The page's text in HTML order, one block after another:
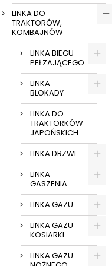
LINKA DO
TRAKTORÓW,
KOMBAJNÓW
LINKA BIEGU
PEŁZAJĄCEGO
LINKA
BLOKADY
LINKA DO
TRAKTORKÓW
JAPOŃSKICH
LINKA DRZWI
LINKA
GASZENIA
LINKA GAZU
LINKA GAZU
KOSIARKI
LINKA GAZU